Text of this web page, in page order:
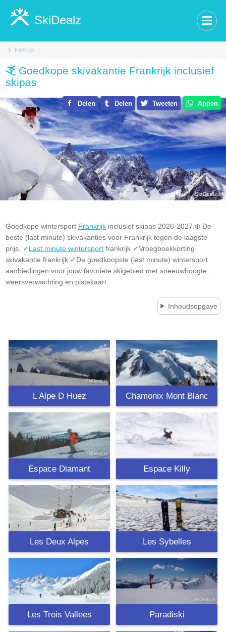
frankrijk
SkiDealz
Goedkope skivakantie Frankrijk inclusief
skipas
Delen Delen Tweeten Appen
Goedkope wintersport Frankrijk inclusief skipas 2026-2027.❄️ De
beste (last minute) skivakanties voor Frankrijk tegen de laagste
prijs. ✓ Last minute wintersport frankrijk ✓Vroegboekkorting
skivakantie frankrijk ✓De goedkoopste (last minute) wintersport
aanbiedingen voor jouw favoriete skigebied met sneeuwhoogte,
weersverwachting en pistekaart.
Inhoudsopgave
L Alpe D Huez Chamonix Mont Blanc
Espace Diamant Espace Killy
Les Deux Alpes Les Sybelles
Les Trois Vallees Paradiski